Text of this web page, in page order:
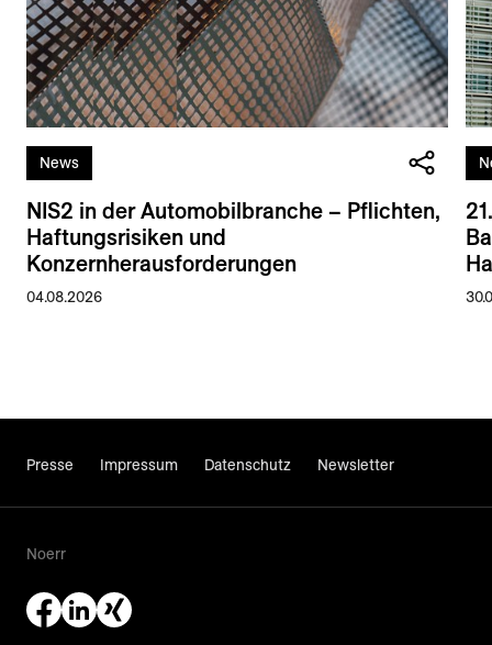
News
NIS2 in der Automobilbranche – Pflichten,
Haftungsrisiken und
Konzernherausforderungen
04.08.2026
Presse Impressum Datenschutz Newsletter
Noerr